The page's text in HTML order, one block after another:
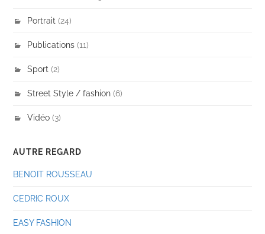
Portrait (24)
Publications (11)
Sport (2)
Street Style / fashion (6)
Vidéo (3)
AUTRE REGARD
BENOIT ROUSSEAU
CEDRIC ROUX
EASY FASHION